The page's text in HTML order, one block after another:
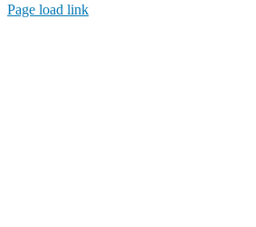
Page load link